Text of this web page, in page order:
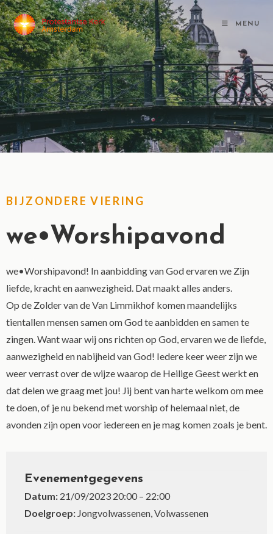
MENU
BIJZONDERE VIERING
we•Worshipavond
we•Worshipavond! In aanbidding van God ervaren we Zijn
liefde, kracht en aanwezigheid. Dat maakt alles anders.
Op de Zolder van de Van Limmikhof komen maandelijks
tientallen mensen samen om God te aanbidden en samen te
zingen. Want waar wij ons richten op God, ervaren we de liefde,
aanwezigheid en nabijheid van God! Iedere keer weer zijn we
weer verrast over de wijze waarop de Heilige Geest werkt en
dat delen we graag met jou! Jij bent van harte welkom om mee
te doen, of je nu bekend met worship of helemaal niet, de
avonden zijn open voor iedereen en je mag komen zoals je bent.
Evenementgegevens
Datum: 21/09/2023 20:00 – 22:00
Doelgroep: Jongvolwassenen, Volwassenen